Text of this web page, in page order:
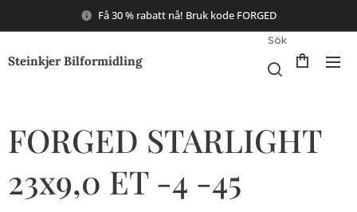
Få 30 % rabatt nå! Bruk kode FORGED
Steinkjer Bilformidling
Sök
FORGED STARLIGHT
23x9,0 ET -4 -45